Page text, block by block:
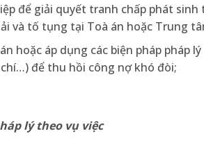
để giải quyết tranh chấp phát
và tố tụng tại Toà án hoặc Trung
hoặc áp dụng các biện pháp pháp
để thu hồi công nợ khó đòi;
lý theo vụ việc